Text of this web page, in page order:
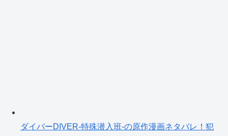
ダイバーDIVER-特殊潜入班-の原作漫画ネタバレ！犯